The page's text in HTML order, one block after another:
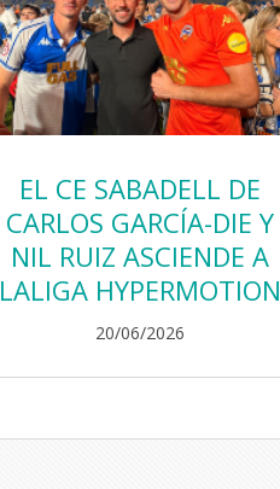
EL CE SABADELL DE
CARLOS GARCÍA-DIE Y
NIL RUIZ ASCIENDE A
LALIGA HYPERMOTION
20/06/2026